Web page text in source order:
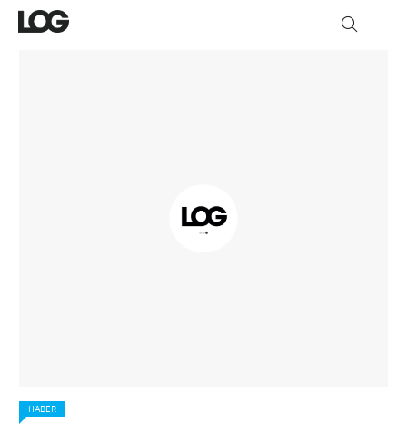
HABER